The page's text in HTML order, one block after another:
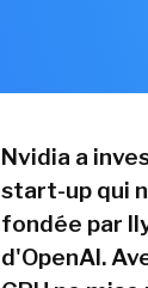
Nvidia a
start-up qui
fondée par
d'OpenAI.